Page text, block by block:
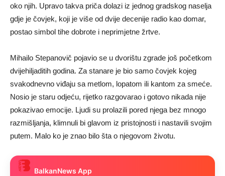
oko njih. Upravo takva priča dolazi iz jednog gradskog naselja
gdje je čovjek, koji je više od dvije decenije radio kao domar,
postao simbol tihe dobrote i neprimjetne žrtve.
Mihailo Stepanovič pojavio se u dvorištu zgrade još početkom
dvijehiljaditih godina. Za stanare je bio samo čovjek kojeg
svakodnevno viđaju sa metlom, lopatom ili kantom za smeće.
Nosio je staru odjeću, rijetko razgovarao i gotovo nikada nije
pokazivao emocije. Ljudi su prolazili pored njega bez mnogo
razmišljanja, klimnuli bi glavom iz pristojnosti i nastavili svojim
putem. Malo ko je znao bilo šta o njegovom životu.
BalkanNews App